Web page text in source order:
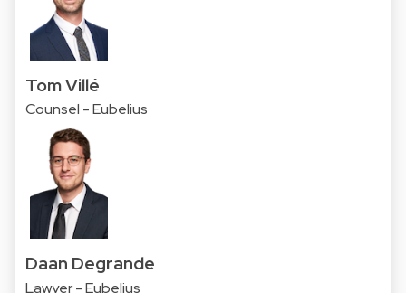
Tom Villé
Counsel - Eubelius
Daan Degrande
Lawyer - Eubelius